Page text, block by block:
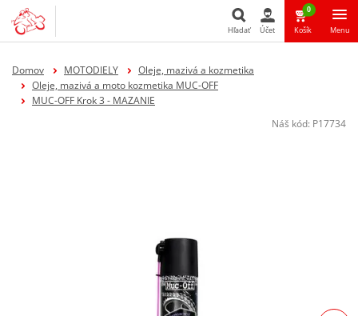
Hľadať Účet
0
Košík Menu
Domov MOTODIELY
Oleje, mazivá a kozmetika
Oleje, mazivá a moto kozmetika MUC-OFF
MUC-OFF Krok 3 - MAZANIE
Náš kód: P17734